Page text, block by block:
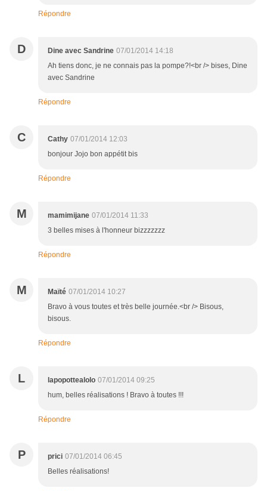
Répondre
D Dine avec Sandrine 07/01/2014 14:18
Ah tiens donc, je ne connais pas la pompe?!<br /> bises, Dine
avec Sandrine
Répondre
C Cathy 07/01/2014 12:03
bonjour Jojo bon appétit bis
Répondre
M mamimijane 07/01/2014 11:33
3 belles mises à l'honneur bizzzzzzz
Répondre
M Maïté 07/01/2014 10:27
Bravo à vous toutes et très belle journée.<br /> Bisous,
bisous.
Répondre
L lapopottealolo 07/01/2014 09:25
hum, belles réalisations ! Bravo à toutes !!!
Répondre
P prici 07/01/2014 06:45
Belles réalisations!